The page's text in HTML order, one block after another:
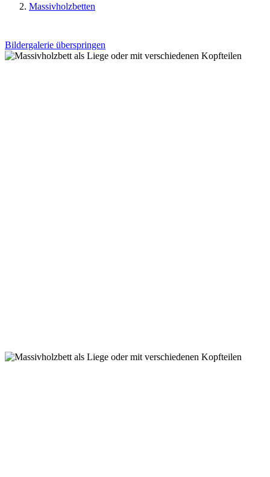
Massivholzbetten
Bildergalerie überspringen